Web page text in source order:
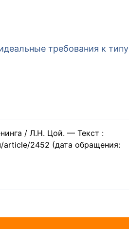
требования к типу
/ Л.Н. Цой. — Текст :
2452 (дата обращения: